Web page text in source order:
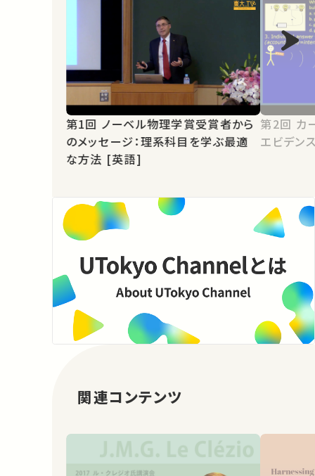
第1回 ノーベル物理学賞受賞者から
のメッセージ：理系科目を学ぶ最適
な方法 [英語]
第2回 カール・ワイマン博士に学ぶ：
エビデン
関連コンテンツ